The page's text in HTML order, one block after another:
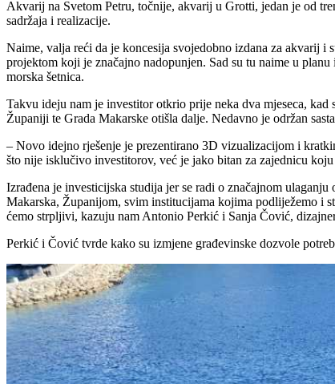
Akvarij na Svetom Petru, točnije, akvarij u Grotti, jedan je od
sadržaja i realizacije.
Naime, valja reći da je koncesija svojedobno izdana za akvarij
projektom koji je značajno nadopunjen. Sad su tu naime u
morska šetnica.
Takvu ideju nam je investitor otkrio prije neka dva mjeseca,
Županiji te Grada Makarske otišla dalje. Nedavno je održan
– Novo idejno rješenje je prezentirano 3D vizualizacijom i
što nije isklučivo investitorov, već je jako bitan za zajednicu
Izrađena je investicijska studija jer se radi o značajnom
Makarska, Županijom, svim institucijama kojima podliježemo i
ćemo strpljivi, kazuju nam Antonio Perkić i Sanja Čović,
Perkić i Čović tvrde kako su izmjene građevinske dozvole